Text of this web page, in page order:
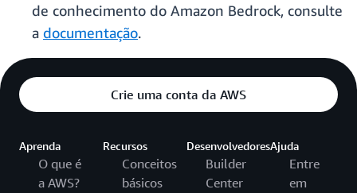
de conhecimento do Amazon Bedrock, consulte
a documentação.
Crie uma conta da AWS
Aprenda
O que é
a AWS?
Recursos
Conceitos
básicos
Desenvolvedores
Builder
Center
Ajuda
Entre
em